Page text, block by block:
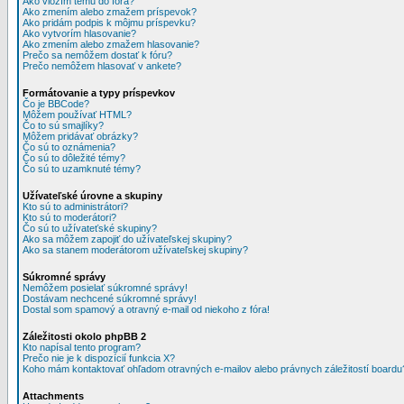
Ako zmením alebo zmažem príspevok?
Ako pridám podpis k môjmu príspevku?
Ako vytvorím hlasovanie?
Ako zmením alebo zmažem hlasovanie?
Prečo sa nemôžem dostať k fóru?
Prečo nemôžem hlasovať v ankete?
Formátovanie a typy príspevkov
Čo je BBCode?
Môžem používať HTML?
Čo to sú smajlíky?
Môžem pridávať obrázky?
Čo sú to oznámenia?
Čo sú to dôležité témy?
Čo sú to uzamknuté témy?
Užívateľské úrovne a skupiny
Kto sú to administrátori?
Kto sú to moderátori?
Čo sú to užívateťské skupiny?
Ako sa môžem zapojiť do užívateľskej skupiny?
Ako sa stanem moderátorom užívateľskej skupiny?
Súkromné správy
Nemôžem posielať súkromné správy!
Dostávam nechcené súkromné správy!
Dostal som spamový a otravný e-mail od niekoho z fóra!
Záležitosti okolo phpBB 2
Kto napísal tento program?
Prečo nie je k dispozícií funkcia X?
Koho mám kontaktovať ohľadom otravných e-mailov alebo právnych záležitostí
Attachments